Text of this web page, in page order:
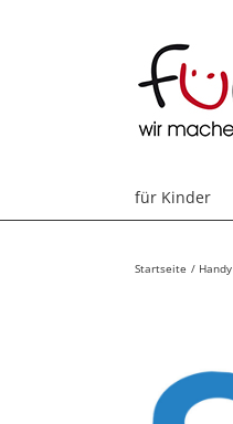
für Kinder
Startseite Handy